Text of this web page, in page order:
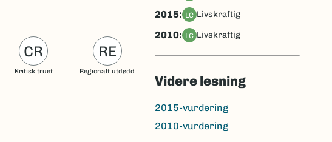
CR
Kritisk truet
RE
Regionalt utdødd
2015: LC livskraftig
2010: LC livskraftig
Videre lesning
2015-vurdering
2010-vurdering